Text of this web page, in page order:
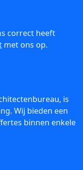
correct heeft
met ons op.
is
Wij bieden een
binnen enkele